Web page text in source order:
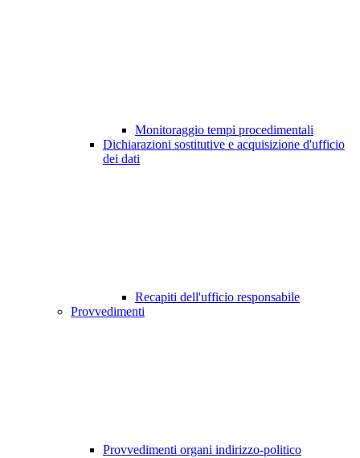
Monitoraggio tempi procedimentali
Dichiarazioni sostitutive e acquisizione d'ufficio
dei dati
Recapiti dell'ufficio responsabile
Provvedimenti
Provvedimenti organi indirizzo-politico